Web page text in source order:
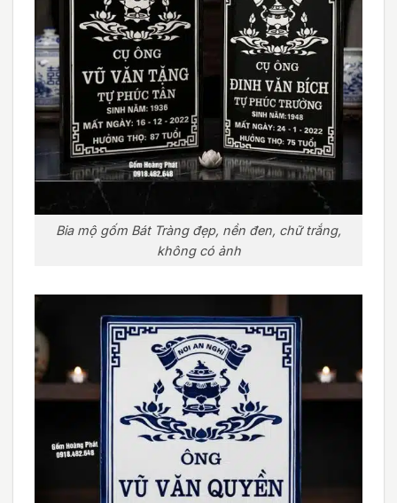
Bia mộ gốm Bát Tràng đẹp, nền đen, chữ trắng,
không có ảnh